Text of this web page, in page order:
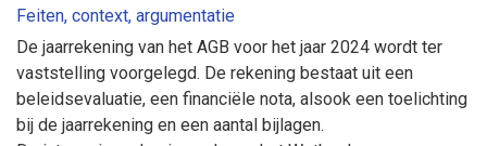
Feiten, context, argumentatie
De jaarrekening van het AGB voor het jaar 2024 wordt ter
vaststelling voorgelegd. De rekening bestaat uit een
beleidsevaluatie, een financiële nota, alsook een toelichting
bij de jaarrekening en een aantal bijlagen.